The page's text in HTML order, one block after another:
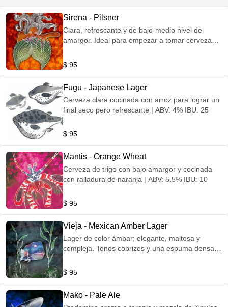
Sirena - Pilsner
Clara, refrescante y de bajo-medio nivel de
amargor. Ideal para empezar a tomar cerveza
$ 95
Fugu - Japanese Lager
Cerveza clara cocinada con arroz para lograr un
final seco pero refrescante | ABV: 4% IBU: 25
$ 95
Mantis - Orange Wheat
Cerveza de trigo con bajo amargor y cocinada
con ralladura de naranja | ABV: 5.5% IBU: 10
$ 95
Vieja - Mexican Amber Lager
Lager de color ámbar; elegante, maltosa y
compleja. Tonos cobrizos y una espuma densa
$ 95
Mako - Pale Ale